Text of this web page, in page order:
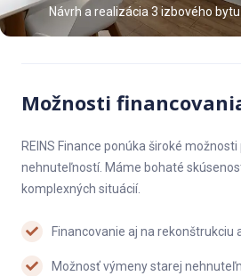
Návrh a realizácia 3 izbového
Možnosti
REINS Finance ponúka široké
nehnuteľností. Máme bohaté
komplexných situácií.
Financovanie aj na rekonštrukciu
Možnosť výmeny starej